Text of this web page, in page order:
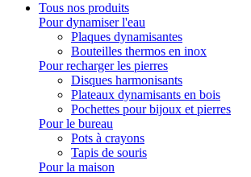
Tous nos produits
Pour dynamiser l'eau
Plaques dynamisantes
Bouteilles thermos en inox
Pour recharger les pierres
Disques harmonisants
Plateaux dynamisants en bois
Pochettes pour bijoux et pierres
Pour le bureau
Pots à crayons
Tapis de souris
Pour la maison